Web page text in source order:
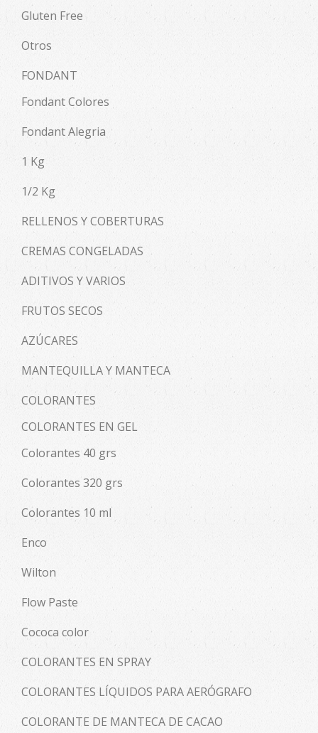
Gluten Free
Otros
FONDANT
Fondant Colores
Fondant Alegria
1 Kg
1/2 Kg
RELLENOS Y COBERTURAS
CREMAS CONGELADAS
ADITIVOS Y VARIOS
FRUTOS SECOS
AZÚCARES
MANTEQUILLA Y MANTECA
COLORANTES
COLORANTES EN GEL
Colorantes 40 grs
Colorantes 320 grs
Colorantes 10 ml
Enco
Wilton
Flow Paste
Cococa color
COLORANTES EN SPRAY
COLORANTES LÍQUIDOS PARA AERÓGRAFO
COLORANTE DE MANTECA DE CACAO